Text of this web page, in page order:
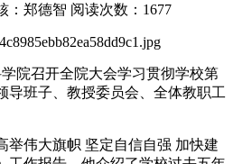
：郑德智 阅读次数： 1677
院召开全院大会学习贯彻学校第
导班子、教授委员会、全体教职工
举伟大旗帜 坚定自信自强 加快建